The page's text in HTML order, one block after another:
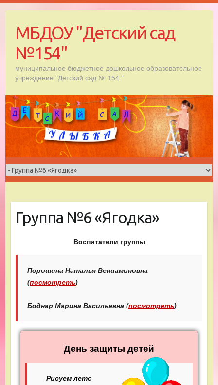
contentМБДОУ "Детский сад
№154"
муниципальное бюджетное дошкольное образовательное
учреждение "Детский сад № 154 "
Группа №6 «Ягодка»
Воспитатели группы
Порошина Наталья Вениаминовна
(посмотреть)
Боднар Марина Васильевна (посмотреть)
День защиты детей
Рисуем лето